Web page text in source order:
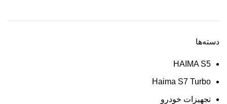
دسته‌ها
HAIMA S5
Haima S7 Turbo
تجهیزات خودرو